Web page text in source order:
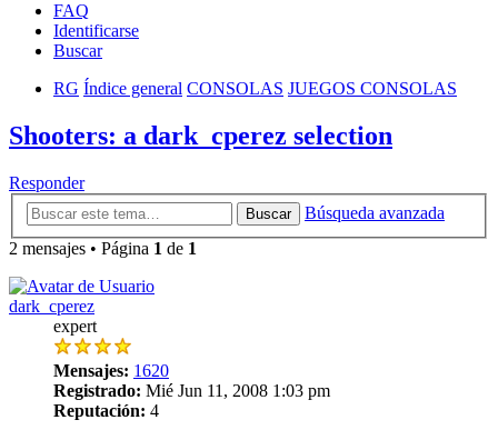
FAQ
Identificarse
Buscar
RG Índice general CONSOLAS JUEGOS CONSOLAS
Shooters: a dark_cperez selection
Responder
Buscar
Búsqueda avanzada
2 mensajes • Página 1 de 1
dark_cperez
expert
Mensajes: 1620
Registrado: Mié Jun 11, 2008 1:03 pm
Reputación: 4